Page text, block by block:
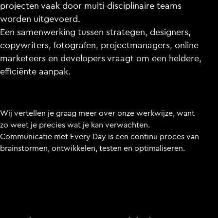
projecten vaak door multi-disciplinaire teams
worden uitgevoerd.
Een samenwerking tussen strategen, designers,
copywriters, fotografen, projectmanagers, online
marketeers en developers vraagt om een heldere,
efficiënte aanpak.
Wij vertellen je graag meer over onze werkwijze, want
zo weet je precies wat je kan verwachten.
Communicatie met Every Day is een continu proces van
brainstormen, ontwikkelen, testen en optimaliseren.